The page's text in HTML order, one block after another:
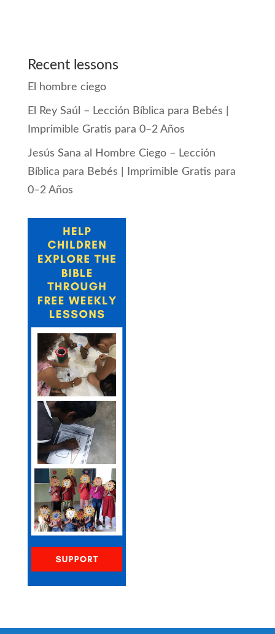
Recent lessons
El hombre ciego
El Rey Saúl – Lección Bíblica para Bebés |
Imprimible Gratis para 0–2 Años
Jesús Sana al Hombre Ciego – Lección
Bíblica para Bebés | Imprimible Gratis para
0–2 Años